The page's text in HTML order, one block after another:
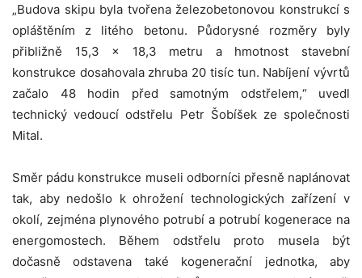
„Budova skipu byla tvořena železobetonovou konstrukcí s
opláštěním z litého betonu. Půdorysné rozměry byly
přibližně 15,3 × 18,3 metru a hmotnost stavební
konstrukce dosahovala zhruba 20 tisíc tun. Nabíjení vývrtů
začalo 48 hodin před samotným odstřelem,“ uvedl
technický vedoucí odstřelu Petr Šobíšek ze společnosti
Mital.
Směr pádu konstrukce museli odborníci přesně naplánovat
tak, aby nedošlo k ohrožení technologických zařízení v
okolí, zejména plynového potrubí a potrubí kogenerace na
energomostech. Během odstřelu proto musela být
dočasně odstavena také kogenerační jednotka, aby